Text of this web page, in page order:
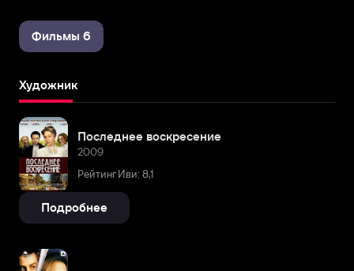
Фильмы 6
Художник
Последнее воскресение
2009
Рейтинг Иви: 8,1
Подробнее